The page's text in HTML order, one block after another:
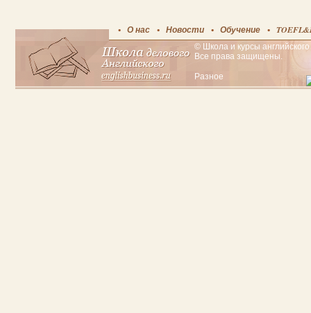
О нас Новости Обучение
© Школа и курсы
Все права защищены.
Разное